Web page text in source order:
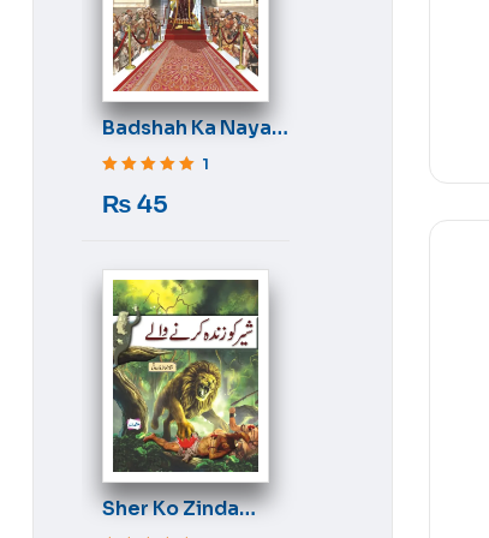
Badshah Ka Naya
Libas
1
₨ 45
Sher Ko Zinda